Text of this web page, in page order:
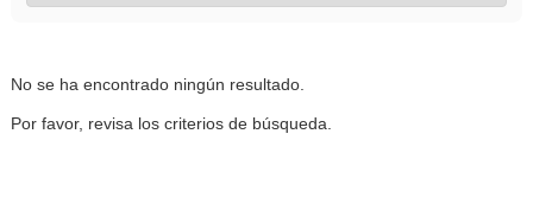
No se ha encontrado ningún resultado.
Por favor, revisa los criterios de búsqueda.